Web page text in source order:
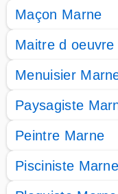
Maçon Marne
Maitre d oeuvre
Menuisier
Paysagiste
Peintre Marne
Pisciniste Marne